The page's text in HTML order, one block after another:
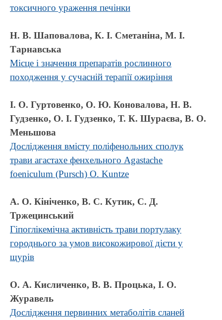
токсичного ураження печінки
Н. В. Шаповалова, К. І. Сметаніна, М. І.
Тарнавська
Місце і значення препаратів рослинного
походження у сучасній терапії ожиріння
І. О. Гуртовенко, О. Ю. Коновалова, Н. В.
Гудзенко, О. І. Гудзенко, Т. К. Шураєва, В. О.
Меньшова
Дослідження вмісту поліфенольних сполук
трави агастахе фенхельного Agastache
foeniculum (Pursch) O. Kuntze
А. О. Кініченко, В. С. Кутик, С. Д.
Тржецинський
Гіпоглікемічна активність трави портулаку
городнього за умов високожирової дієти у
щурів
О. А. Кисличенко, В. В. Процька, І. О.
Журавель
Дослідження первинних метаболітів сланей